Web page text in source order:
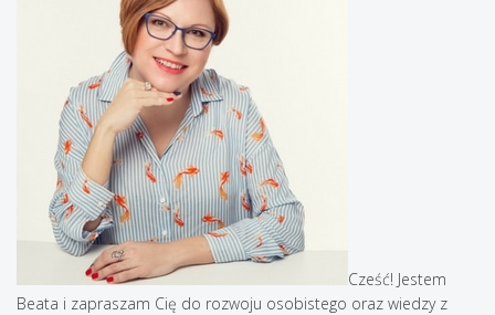
Cześć! Jestem
Beata i zapraszam Cię do rozwoju osobistego oraz wiedzy z